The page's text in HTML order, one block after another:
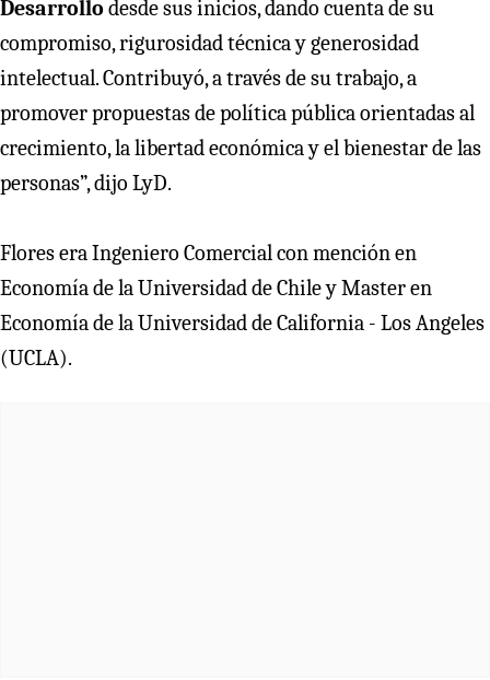
Desarrollo desde sus inicios, dando cuenta de su
compromiso, rigurosidad técnica y generosidad
intelectual. Contribuyó, a través de su trabajo, a
promover propuestas de política pública orientadas al
crecimiento, la libertad económica y el bienestar de las
personas”, dijo LyD.
Flores era Ingeniero Comercial con mención en
Economía de la Universidad de Chile y Master en
Economía de la Universidad de California - Los Angeles
(UCLA).